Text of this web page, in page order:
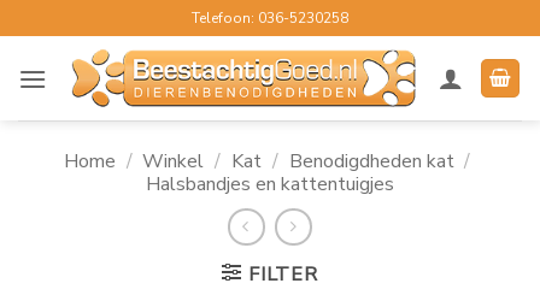
naar
inhoud
Telefoon: 036-5230258
Home / Winkel / Kat / Benodigdheden kat /
Halsbandjes en kattentuigjes
FILTER